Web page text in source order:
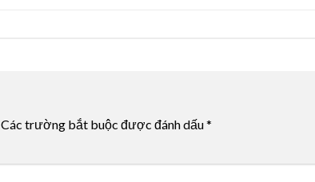
Các trường bắt buộc được đánh dấu*